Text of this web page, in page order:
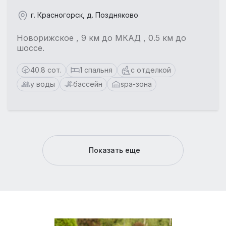
г. Красногорск, д. Поздняково
Новорижское , 9 км до МКАД , 0.5 км до
шоссе.
40.8 сот. 1 спальня
с отделкой
у воды
бассейн spa-зона
Показать еще